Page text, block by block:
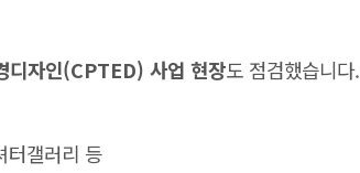
디자인(CPTED) 사업 현장도 점검했습니다.
터갤러리 등